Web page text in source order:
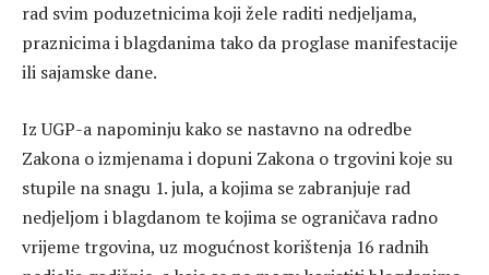
rad svim poduzetnicima koji žele raditi nedjeljama,
praznicima i blagdanima tako da proglase manifestacije
ili sajamske dane.
Iz UGP-a napominju kako se nastavno na odredbe
Zakona o izmjenama i dopuni Zakona o trgovini koje su
stupile na snagu 1. jula, a kojima se zabranjuje rad
nedjeljom i blagdanom te kojima se ograničava radno
vrijeme trgovina, uz mogućnost korištenja 16 radnih